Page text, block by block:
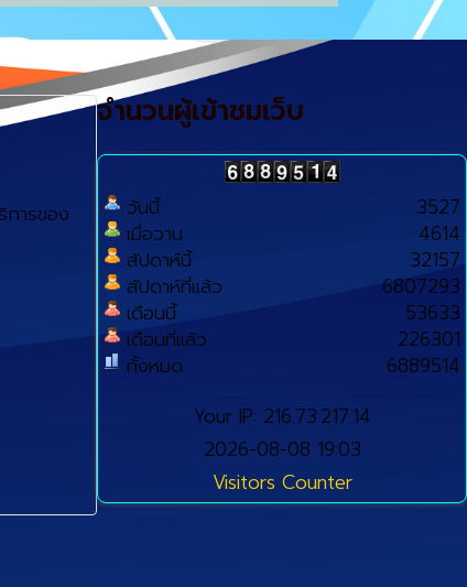
ารของ
จำนวนผู้เข้าชมเว็บ
วันนี้
เมื่อวาน
สัปดาห์นี้
สัปดาห์ที่แล้ว
เดือนนี้
เดือนที่แล้ว
ทั้งหมด
3527
4614
32157
6807293
53633
226301
6889514
Your IP: 216.73.217.14
2026-08-08 19:03
Visitors Counter